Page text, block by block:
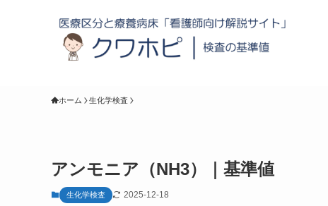
ホーム 生化学検査
アンモニア（NH3）｜基準値
生化学検査 2025-12-18